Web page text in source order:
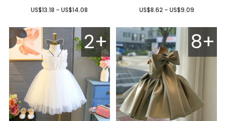
US$13.18 - US$14.08 US$8.62 - US$9.09
2+ 8+